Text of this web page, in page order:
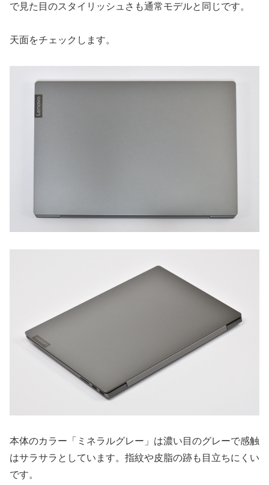
で見た目のスタイリッシュさも通常モデルと同じです。
天面をチェックします。
本体のカラー「ミネラルグレー」は濃い目のグレーで感触
はサラサラとしています。指紋や皮脂の跡も目立ちにくい
です。